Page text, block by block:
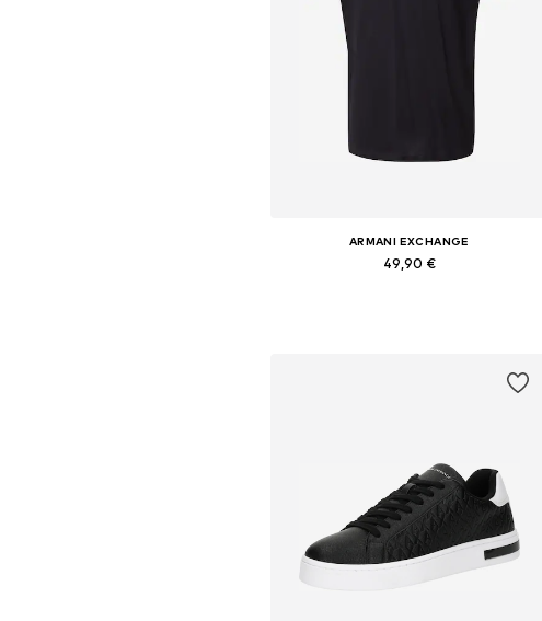
ARMANI EXCHANGE
49,90 €